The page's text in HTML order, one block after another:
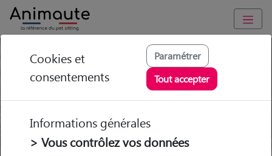
Santé du Carlin
Garde
chez le Pet Sitter
Garde
chez le Pet Sitter
Promenades
Visites
Promenades
Visites
Cookies et
consentements
Paramétrer
Tout accepter
Informations générales
> Vous contrôlez vos données